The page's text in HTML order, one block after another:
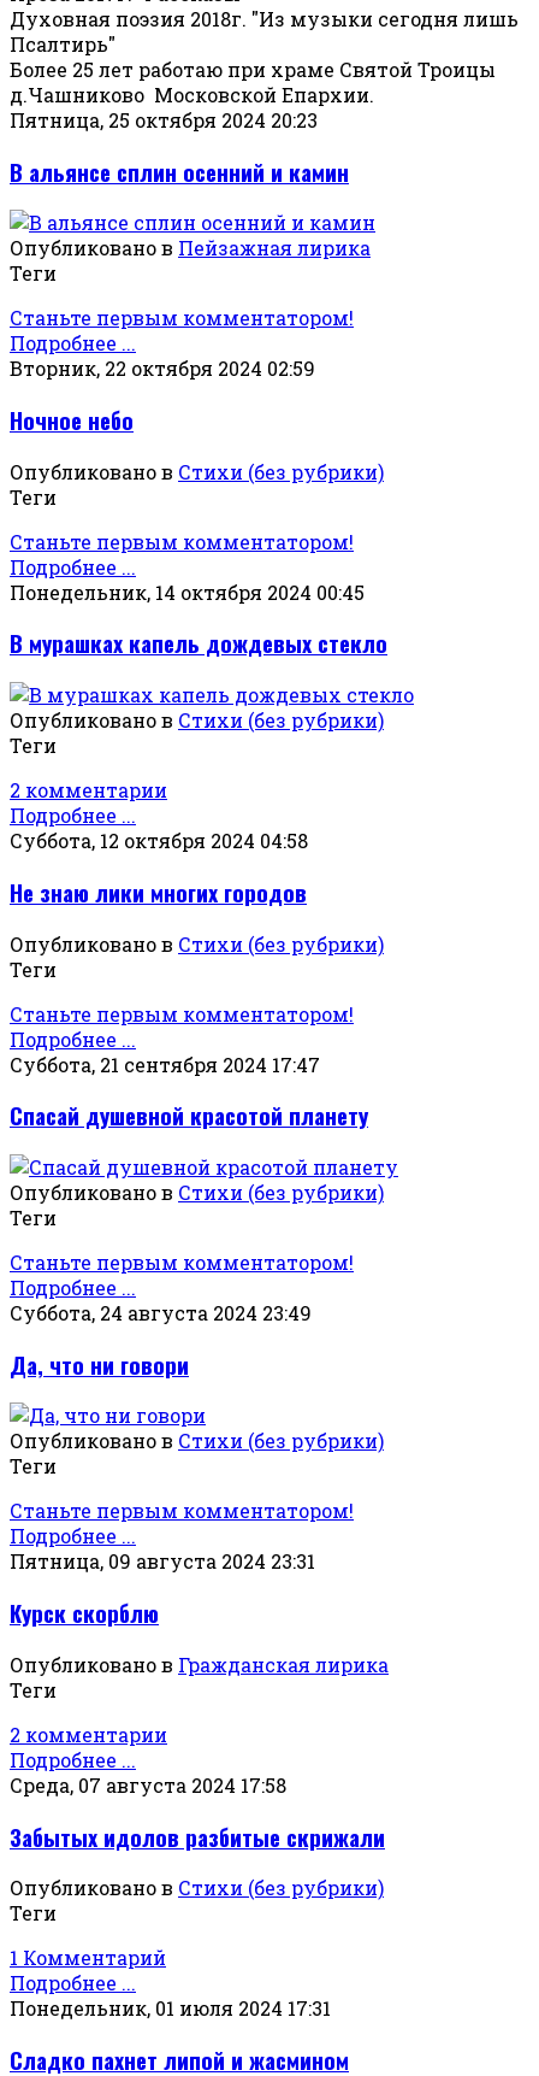
Духовная поэзия 2018г. "Из музыки сегодня лишь
Псалтирь"
Более 25 лет работаю при храме Святой Троицы
д.Чашниково Московской Епархии.
Пятница, 25 октября 2024 20:23
В альянсе сплин осенний и камин
Опубликовано в Пейзажная лирика
Теги
Станьте первым комментатором!
Подробнее ...
Вторник, 22 октября 2024 02:59
Ночное небо
Опубликовано в Стихи (без рубрики)
Теги
Станьте первым комментатором!
Подробнее ...
Понедельник, 14 октября 2024 00:45
В мурашках капель дождевых стекло
Опубликовано в Стихи (без рубрики)
Теги
2 комментарии
Подробнее ...
Суббота, 12 октября 2024 04:58
Не знаю лики многих городов
Опубликовано в Стихи (без рубрики)
Теги
Станьте первым комментатором!
Подробнее ...
Суббота, 21 сентября 2024 17:47
Спасай душевной красотой планету
Опубликовано в Стихи (без рубрики)
Теги
Станьте первым комментатором!
Подробнее ...
Суббота, 24 августа 2024 23:49
Да, что ни говори
Опубликовано в Стихи (без рубрики)
Теги
Станьте первым комментатором!
Подробнее ...
Пятница, 09 августа 2024 23:31
Курск скорблю
Опубликовано в Гражданская лирика
Теги
2 комментарии
Подробнее ...
Среда, 07 августа 2024 17:58
Забытых идолов разбитые скрижали
Опубликовано в Стихи (без рубрики)
Теги
1 Комментарий
Подробнее ...
Понедельник, 01 июля 2024 17:31
Сладко пахнет липой и жасмином